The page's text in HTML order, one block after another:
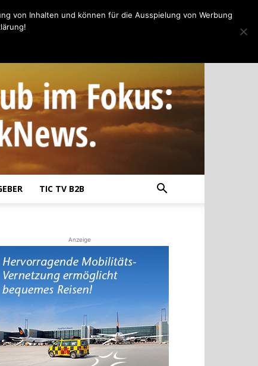
TIC TV B2B
Anzeige
von Inhalten und können für die Ausspielung von Werbung